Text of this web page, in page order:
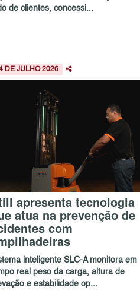
de clientes, concessi...
DE JULHO 2026
apresenta tecnologia
atua na prevenção de
com
inteligente SLC-A monitora em
real peso da carga, altura de
e estabilidade op...